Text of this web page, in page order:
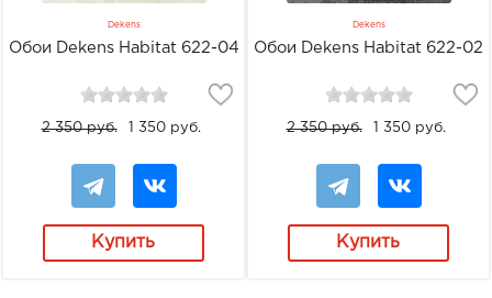
Dekens
Обои Dekens Habitat 622-04
2 350 руб. 1 350 руб.
Купить
Dekens
Обои Dekens Habitat 622-02
2 350 руб. 1 350 руб.
Купить